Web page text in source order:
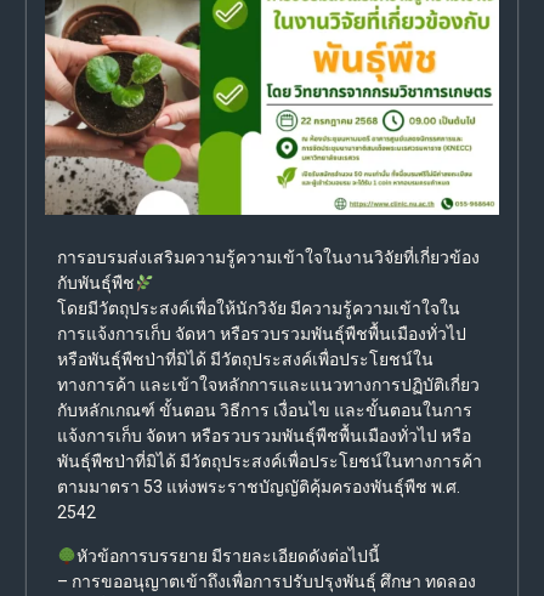
การอบรมส่งเสริมความรู้ความเข้าใจในงานวิจัยที่เกี่ยวข้อง
กับพันธุ์พืช
โดยมีวัตถุประสงค์เพื่อให้นักวิจัย มีความรู้ความเข้าใจใน
การแจ้งการเก็บ จัดหา หรือรวบรวมพันธุ์พืชพื้นเมืองทั่วไป
หรือพันธุ์พืชป่าที่มิได้ มีวัตถุประสงค์เพื่อประโยชน์ใน
ทางการค้า และเข้าใจหลักการและแนวทางการปฏิบัติเกี่ยว
กับหลักเกณฑ์ ขั้นตอน วิธีการ เงื่อนไข และขั้นตอนในการ
แจ้งการเก็บ จัดหา หรือรวบรวมพันธุ์พืชพื้นเมืองทั่วไป หรือ
พันธุ์พืชป่าที่มิได้ มีวัตถุประสงค์เพื่อประโยชน์ในทางการค้า
ตามมาตรา 53 แห่งพระราชบัญญัติคุ้มครองพันธุ์พืช พ.ศ.
2542
หัวข้อการบรรยาย มีรายละเอียดดังต่อไปนี้
– การขออนุญาตเข้าถึงเพื่อการปรับปรุงพันธุ์ ศึกษา ทดลอง